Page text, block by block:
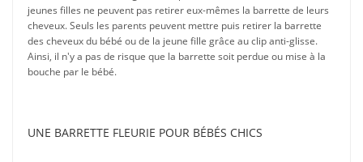
jeunes filles ne peuvent pas retirer eux-mêmes la barrette de leurs
cheveux. Seuls les parents peuvent mettre puis retirer la barrette
des cheveux du bébé ou de la jeune fille grâce au clip anti-glisse.
Ainsi, il n'y a pas de risque que la barrette soit perdue ou mise à la
bouche par le bébé.
UNE BARRETTE FLEURIE POUR BÉBÉS CHICS